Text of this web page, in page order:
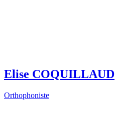
Elise COQUILLAUD
Orthophoniste